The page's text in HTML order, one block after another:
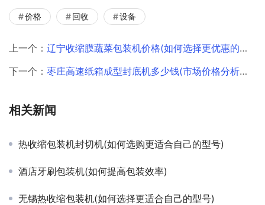
价格 回收 设备
上一个： 辽宁收缩膜蔬菜包装机价格(如何选择更优惠的供应商)
下一个： 枣庄高速纸箱成型封底机多少钱(市场价格分析与选购指南)
相关新闻
热收缩包装机封切机(如何选购更适合自己的型号)
酒店牙刷包装机(如何提高包装效率)
无锡热收缩包装机(如何选择更适合自己的型号)